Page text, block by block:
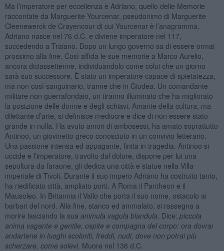
Ma l’imperatore per eccellenza è Adriano, quello delle Memorie
raccontate da Marguerite Yourcenar, pseudonimo di Marguerite
Cleenewerck de Crayencour di cui Yourcenar è l’anagramma.
Adriano nasce nel 76 d.C. e diviene imperatore nel 117,
succedendo a Traiano. Dopo un lungo governo sa di essere ormai
prossimo alla fine. Così affida le sue memorie a Marco Aurelio,
ancora diciassettenne, individuandolo come colui che un giorno
sarà suo successore. È stato un imperatore capace di spietatezza,
ma non così sanguinario, tranne che in Giudea. Un comandante
militare non guerrafondaio, un tiranno illuminato che ha migliorato
la posizione delle donne e degli schiavi. Amante della cultura, ma
dilettante d’arte, si definisce mediocre e dice di non essere stato
grande in nulla. Ha avuto amori di ambosessi, ha amato soprattutto
Antinoo, un giovinetto greco conosciuto in un convivio letterario.
Una passione intensa ed appagante, finita in tragedia. Antinoo si
uccide e l’imperatore, travolto dal dolore, dispone per lui una
sepoltura da faraone, gli dedica una città e statue nella Villa
imperiale di Tivoli. Durante il suo impero Adriano ha costruito tanto,
ha riedificato città, ampliato porti. A Roma il Pantheon e il
Mausoleo. In Britannia il Vallo che porta il suo nome, ostacolo ai
barbari del nord. Alla fine, stanco ed ammalato, si rassegna a
morire lasciando la sua animula vagula blandula . Dice: piccola
anima vagante e gentile, ospite e compagna del corpo: ora dovrai
andartene in luoghi scoloriti, freddi, nudi, dove non potrai più
scherzare, come solevi. Muore nel 138 d.C.